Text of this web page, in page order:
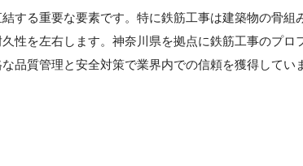
する重要な要素です。特に鉄筋工事は建築物の骨組
性を左右します。神奈川県を拠点に鉄筋工事のプロ
品質管理と安全対策で業界内での信頼を獲得してい